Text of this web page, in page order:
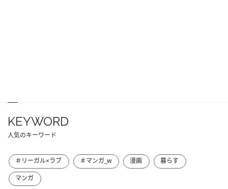
KEYWORD
人気のキーワード
＃リーガル×ラブ ＃マンガ_w 漫画
暮らす
マンガ